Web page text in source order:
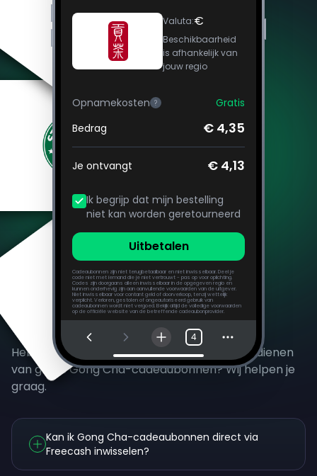
Valuta:€
Beschikbaarheid
is afhankelijk van
jouw regio
Opnamekosten ?
Gratis
Bedrag
€ 4,35
Je ontvangt € 4,13
Ik begrijp dat mijn bestelling
niet kan worden geretourneerd
Uitbetalen
Cadeaubonnen zijn niet terugbetaalbaar en niet inwisselbaar. Deel je
code niet met iemand die je niet vertrouwt - pas op voor oplichting.
Codes zijn doorgaans alleen inwisselbaar in de opgegeven regio en
kunnen onderhevig zijn aan aanvullende voorwaarden van de uitgever.
Niet inwisselbaar voor contant geld of doorverkoop, tenzij wettelijk
verplicht. Verloren, gestolen of ongeautoriseerd gebruik van
cadeaubonnen wordt niet vergoed. Bekijk altijd de volledige voorwaarden
op de officiële website van de betreffende cadeaubonprovider.
4
Veelgestelde vragen
Heb je nog vragen over Freecash en het verdienen
van gratis Gong Cha-cadeaubonnen? Wij helpen je
graag.
Kan ik Gong Cha-cadeaubonnen direct via
Freecash inwisselen?